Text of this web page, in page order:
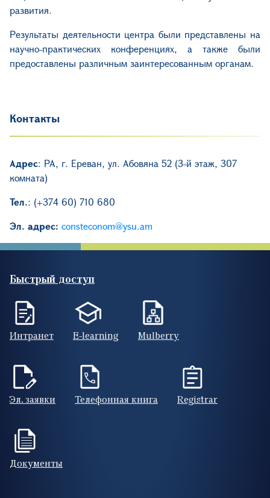
развития.
Результаты деятельности центра были представлены на
научно-практических конференциях, а также были
предоставлены различным заинтересованным органам.
Контакты
Адрес: РА, г. Ереван, ул. Абовяна 52 (3-й этаж, 307
комната)
Тел.: (+374 60) 710 680
Эл. адрес: consteconom@ysu.am
Быстрый доступ
Интранет E-learning Mulberry
Эл. заявки Телефонная книга Registrar
Документы